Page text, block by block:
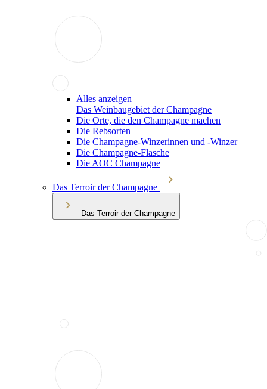
Alles anzeigen
Das Weinbaugebiet der Champagne
Die Orte, die den Champagne machen
Die Rebsorten
Die Champagne-Winzerinnen und -Winzer
Die Champagne-Flasche
Die AOC Champagne
Das Terroir der Champagne
Das Terroir der Champagne